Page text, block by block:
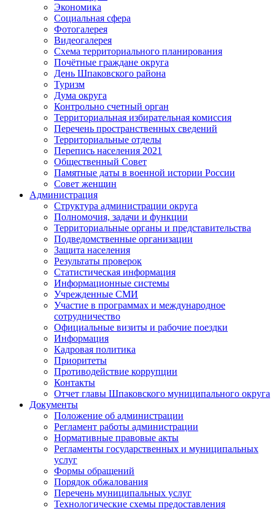
Экономика
Социальная сфера
Фотогалерея
Видеогалерея
Схема территориального планирования
Почётные граждане округа
День Шпаковского района
Туризм
Дума округа
Контрольно счетный орган
Территориальная избирательная комиссия
Перечень пространственных сведений
Территориальные отделы
Перепись населения 2021
Общественный Совет
Памятные даты в военной истории России
Совет женщин
Администрация
Структура администрации округа
Полномочия, задачи и функции
Территориальные органы и представительства
Подведомственные организации
Защита населения
Результаты проверок
Статистическая информация
Информационные системы
Учрежденные СМИ
Участие в программах и международное
сотрудничество
Официальные визиты и рабочие поездки
Информация
Кадровая политика
Приоритеты
Противодействие коррупции
Контакты
Отчет главы Шпаковского муниципального округа
Документы
Положение об администрации
Регламент работы администрации
Нормативные правовые акты
Регламенты государственных и муниципальных
услуг
Формы обращений
Порядок обжалования
Перечень муниципальных услуг
Технологические схемы предоставления